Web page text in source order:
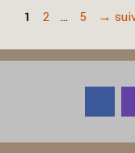
Page
1 Page
2 … Page
5 →